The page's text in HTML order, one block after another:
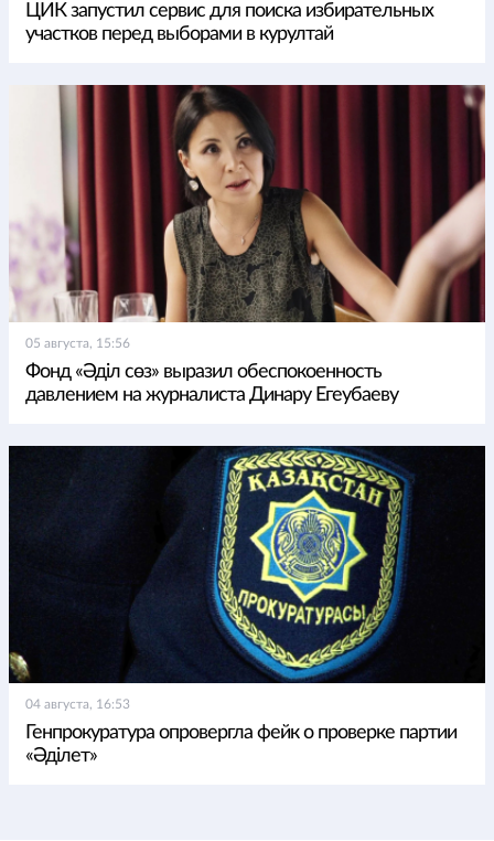
ЦИК запустил сервис для поиска избирательных
участков перед выборами в курултай
05 августа, 15:56
Фонд «Әділ сөз» выразил обеспокоенность
давлением на журналиста Динару Егеубаеву
04 августа, 16:53
Генпрокуратура опровергла фейк о проверке партии
«Әділет»